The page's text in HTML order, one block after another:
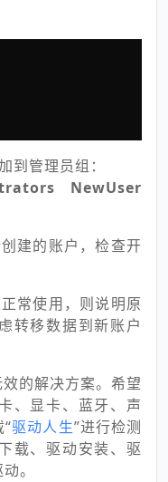
到管理员组：
NewUser
建的账户，检查开
常使用，则说明原
转移数据到新账户
的解决方案。希望
、显卡、蓝牙、声
“驱动人生”进行检测
载、驱动安装、驱
。